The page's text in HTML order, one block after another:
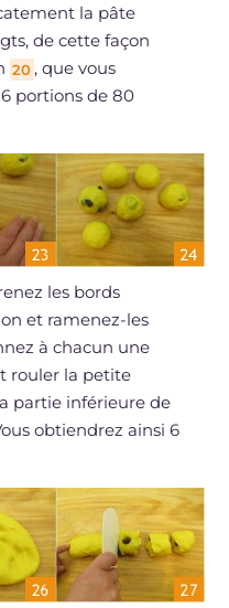
la pâte
de cette façon
20 , que vous
portions de 80
les bords
et ramenez-les
à chacun une
rouler la petite
partie inférieure de
obtiendrez ainsi 6